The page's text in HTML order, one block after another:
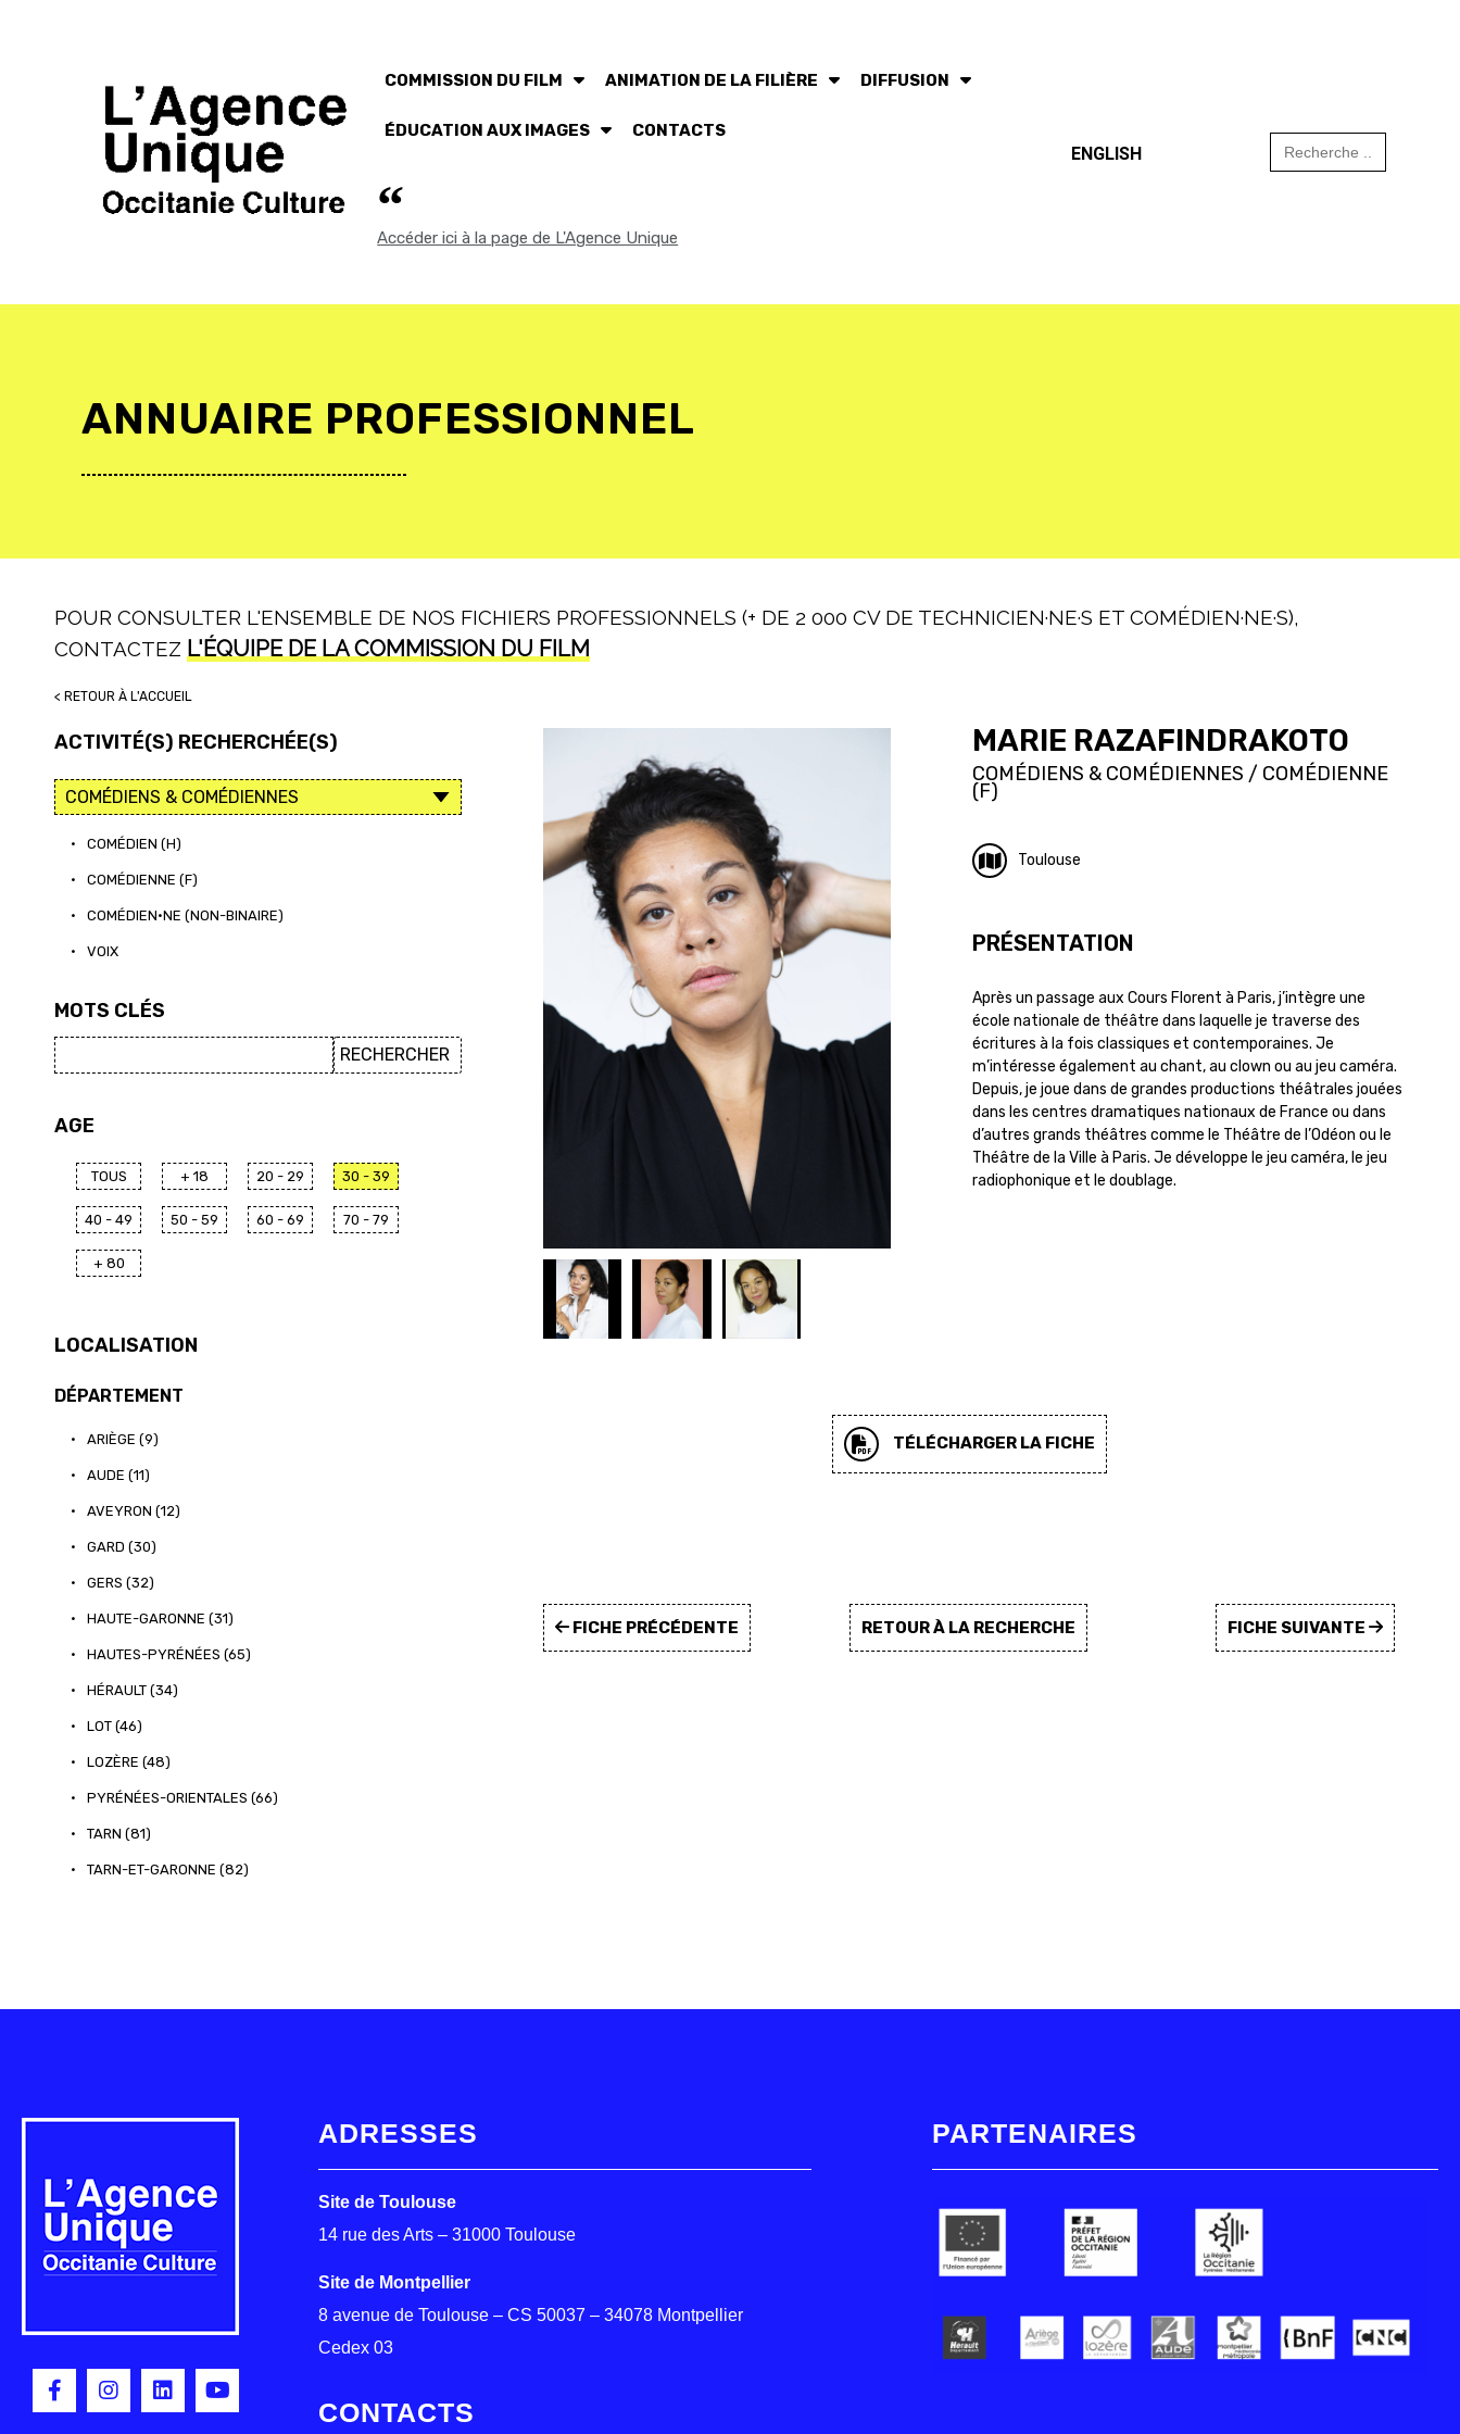
COMMISSION DU FILM ANIMATION DE LA FILIÈRE DIFFUSION
ÉDUCATION AUX IMAGES CONTACTS
Accéder ici à la page de L'Agence Unique
ENGLISH
Search
for:
ANNUAIRE PROFESSIONNEL
POUR CONSULTER L'ENSEMBLE DE NOS FICHIERS PROFESSIONNELS (+ DE 2 000 CV DE TECHNICIEN·NE·S ET COMÉDIEN·NE·S),
CONTACTEZ L'ÉQUIPE DE LA COMMISSION DU FILM
< RETOUR À L'ACCUEIL
ACTIVITÉ(S) RECHERCHÉE(S)
• COMÉDIEN (H)
• COMÉDIENNE (F)
• COMÉDIEN·NE (NON-BINAIRE)
• VOIX
MOTS CLÉS
AGE
TOUS + 18 20 - 29 30 - 39
40 - 49 50 - 59 60 - 69 70 - 79
+ 80
LOCALISATION
DÉPARTEMENT
• ARIÈGE (9)
• AUDE (11)
• AVEYRON (12)
• GARD (30)
• GERS (32)
• HAUTE-GARONNE (31)
• HAUTES-PYRÉNÉES (65)
• HÉRAULT (34)
• LOT (46)
• LOZÈRE (48)
• PYRÉNÉES-ORIENTALES (66)
• TARN (81)
• TARN-ET-GARONNE (82)
MARIE RAZAFINDRAKOTO
COMÉDIENS & COMÉDIENNES / COMÉDIENNE
(F)
Toulouse
PRÉSENTATION
Après un passage aux Cours Florent à Paris, j’intègre une
école nationale de théâtre dans laquelle je traverse des
écritures à la fois classiques et contemporaines. Je
m’intéresse également au chant, au clown ou au jeu caméra.
Depuis, je joue dans de grandes productions théâtrales jouées
dans les centres dramatiques nationaux de France ou dans
d’autres grands théâtres comme le Théâtre de l’Odéon ou le
Théâtre de la Ville à Paris. Je développe le jeu caméra, le jeu
radiophonique et le doublage.
TÉLÉCHARGER LA FICHE
FICHE PRÉCÉDENTE RETOUR À LA RECHERCHE FICHE SUIVANTE
ADRESSES
Site de Toulouse
14 rue des Arts – 31000 Toulouse
Site de Montpellier
8 avenue de Toulouse – CS 50037 – 34078 Montpellier
Cedex 03
CONTACTS
PARTENAIRES